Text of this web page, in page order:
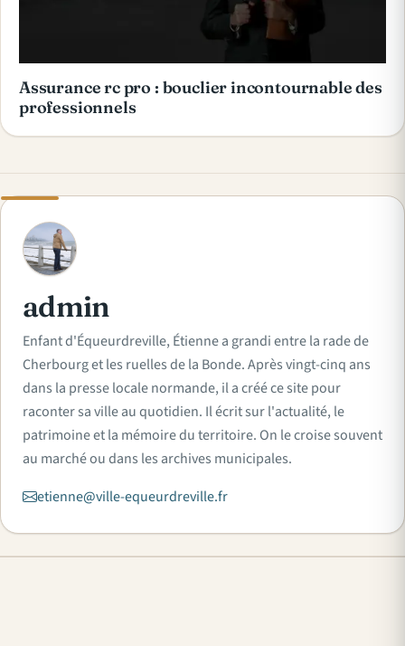
Assurance rc pro : bouclier incontournable des
professionnels
A
admin
Enfant d'Équeurdreville, Étienne a grandi entre la rade de
Cherbourg et les ruelles de la Bonde. Après vingt-cinq ans
dans la presse locale normande, il a créé ce site pour
raconter sa ville au quotidien. Il écrit sur l'actualité, le
patrimoine et la mémoire du territoire. On le croise souvent
au marché ou dans les archives municipales.
etienne@ville-equeurdreville.fr